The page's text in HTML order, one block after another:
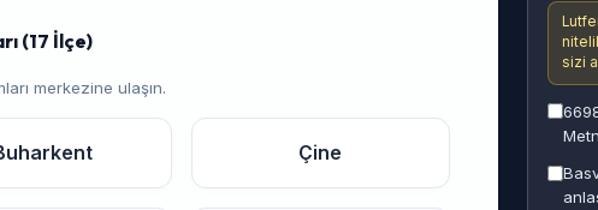
(17 İlçe)
merkezine ulaşın.
Çine
sizi